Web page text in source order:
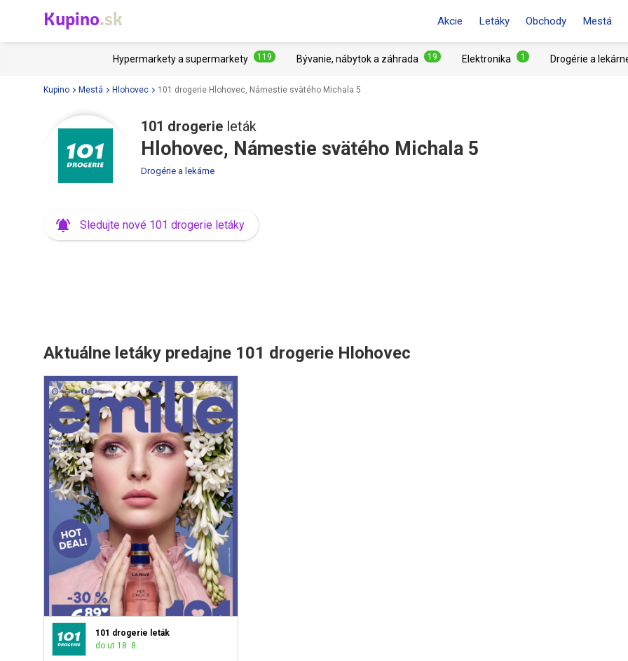
Kupino.sk Akcie Letáky Obchody Mestá
Hypermarkety a supermarkety 119 Bývanie, nábytok a záhrada 19 Elektronika 1 Drogérie a
Kupino Mestá Hlohovec 101 drogerie Hlohovec, Námestie svätého Michala 5
101 drogerie leták
Hlohovec, Námestie svätého Michala 5
Drogérie a lekárne
Sledujte nové 101 drogerie letáky
Aktuálne letáky predajne 101 drogerie Hlohovec
101 drogerie leták
do ut 18. 8.